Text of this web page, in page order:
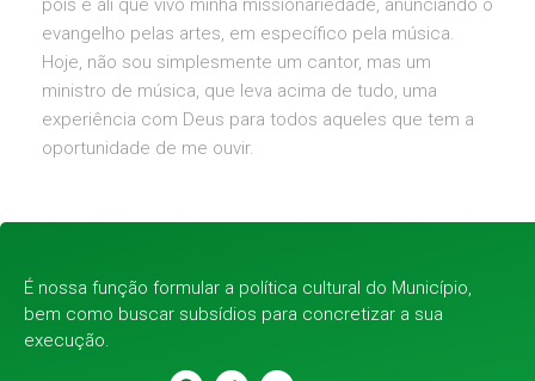
evangelho pelas artes, em específico pela música.
Hoje, não sou simplesmente um cantor, mas um
ministro de música, que leva acima de tudo, uma
experiência com Deus para todos aqueles que tem a
oportunidade de me ouvir.
É nossa função formular a política cultural do Município,
bem como buscar subsídios para concretizar a sua
execução.